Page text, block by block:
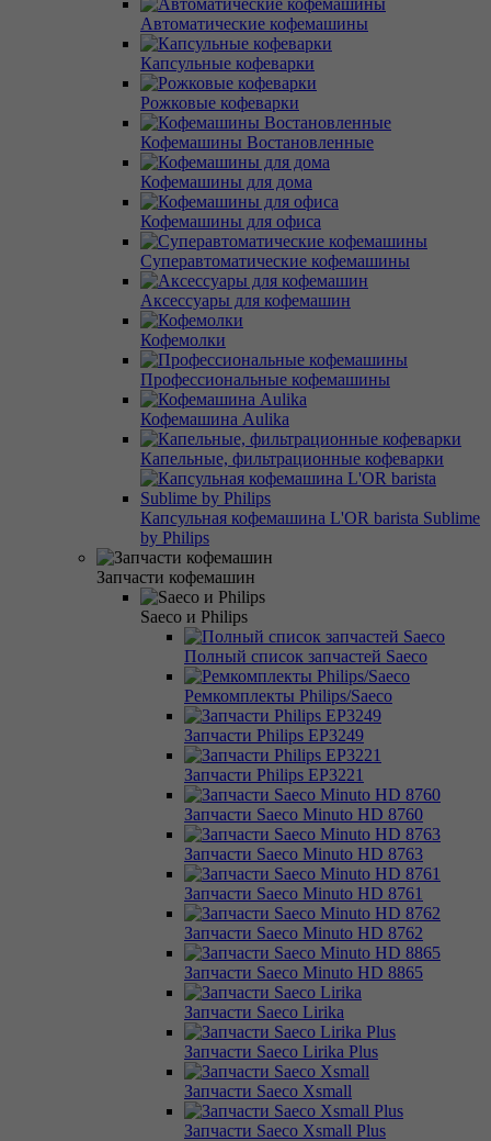
Автоматические кофемашины
Капсульные кофеварки
Рожковые кофеварки
Кофемашины Востановленные
Кофемашины для дома
Кофемашины для офиса
Суперавтоматические кофемашины
Аксессуары для кофемашин
Кофемолки
Профессиональные кофемашины
Кофемашина Aulika
Капельные, фильтрационные кофеварки
Капсульная кофемашина L'OR barista Sublime
by Philips
Запчасти кофемашин
Saeco и Philips
Полный список запчастей Saeco
Ремкомплекты Philips/Saeco
Запчасти Philips EP3249
Запчасти Philips EP3221
Запчасти Saeco Minuto HD 8760
Запчасти Saeco Minuto HD 8763
Запчасти Saeco Minuto HD 8761
Запчасти Saeco Minuto HD 8762
Запчасти Saeco Minuto HD 8865
Запчасти Saeco Lirika
Запчасти Saeco Lirika Plus
Запчасти Saeco Xsmall
Запчасти Saeco Xsmall Plus